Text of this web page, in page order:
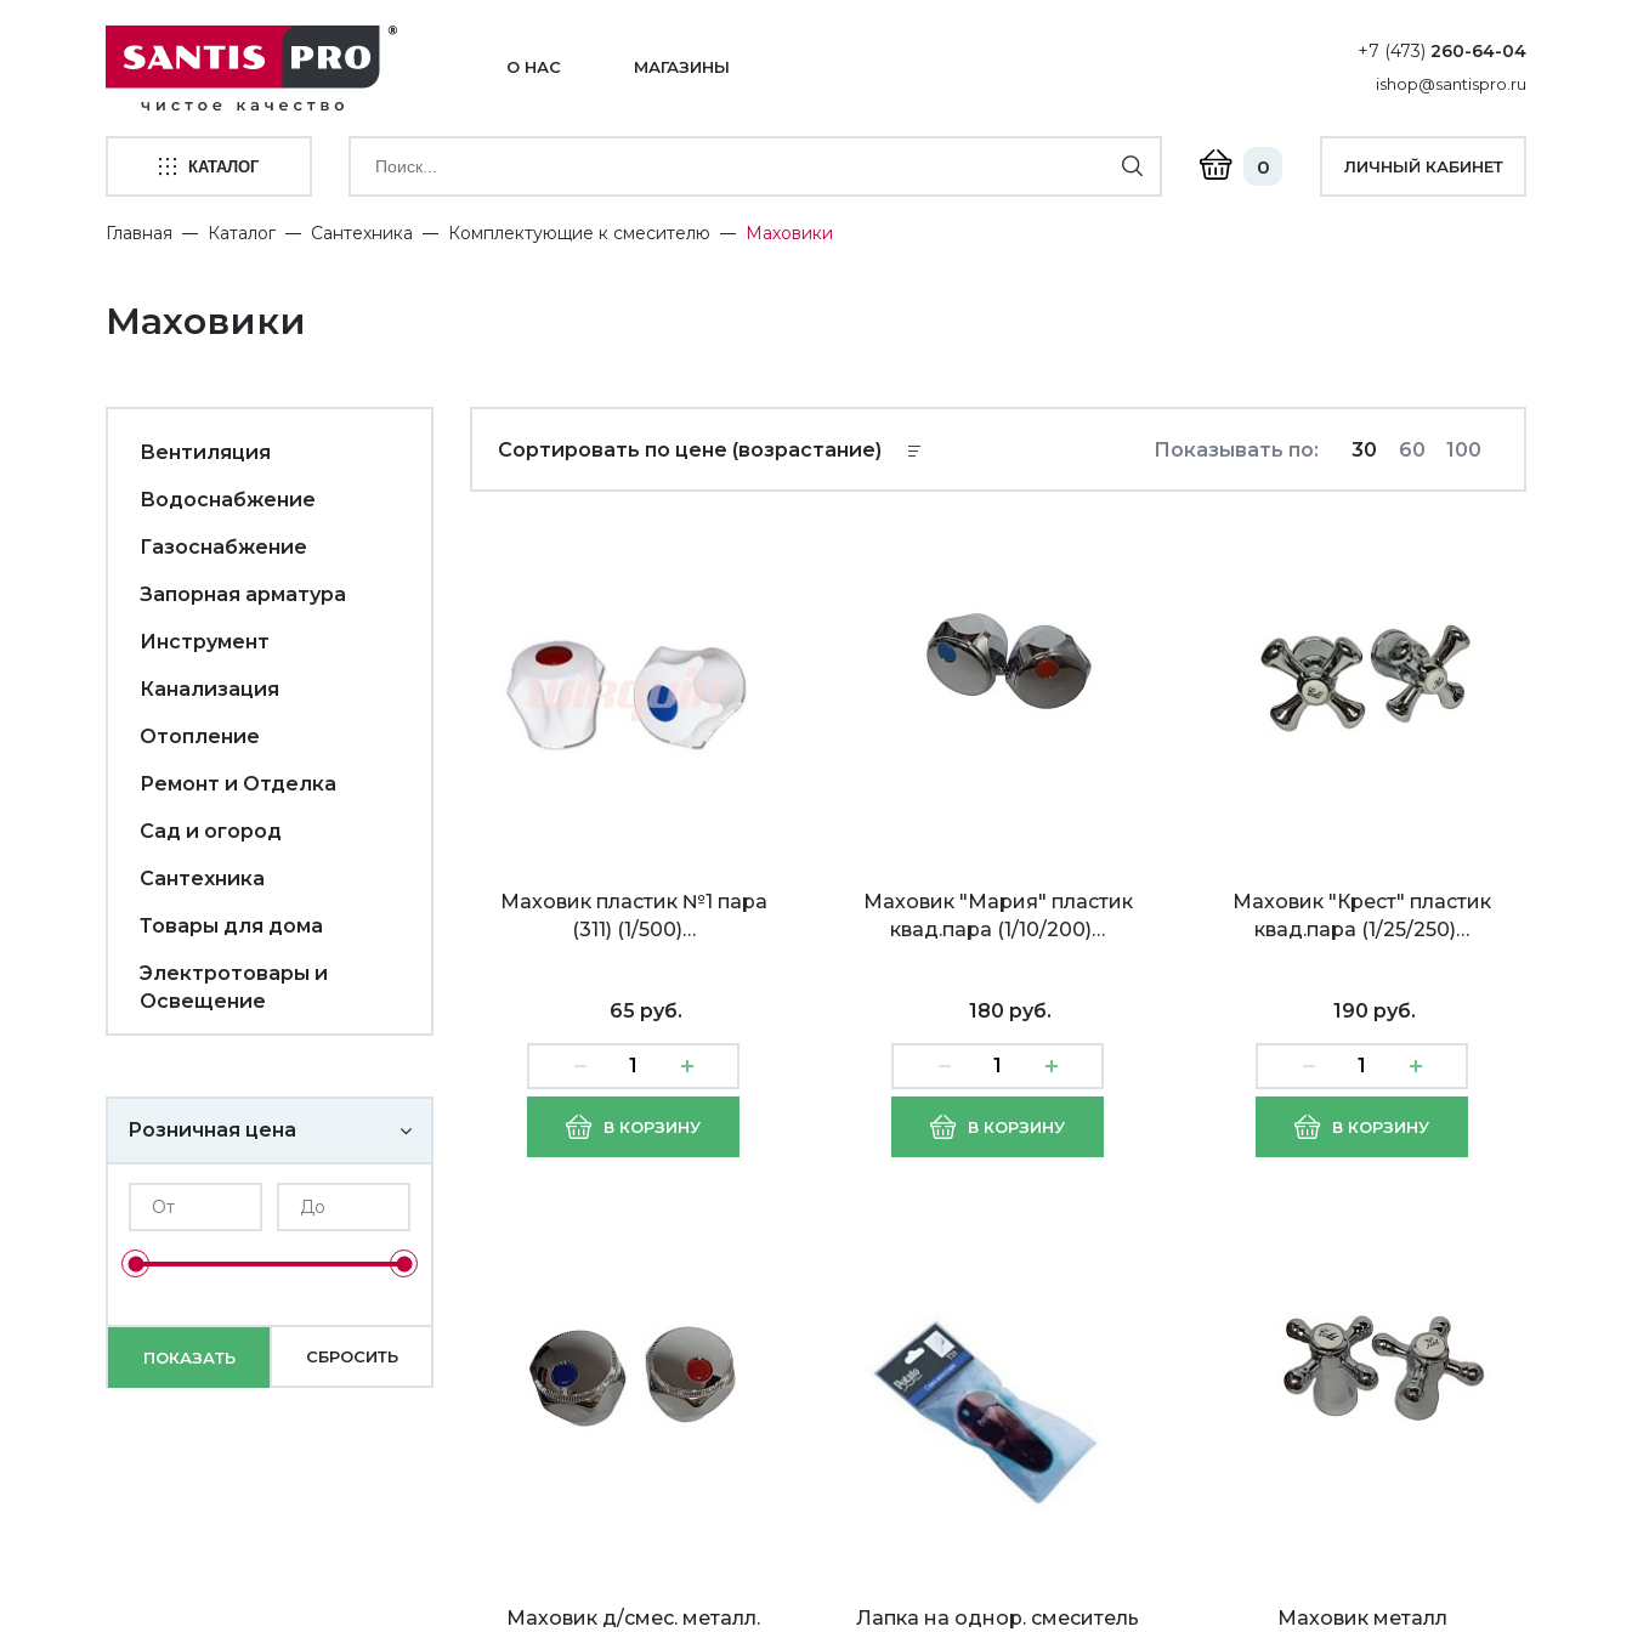
О НАС МАГАЗИНЫ
+7 (473) 260-64-04
ishop@santispro.ru
КАТАЛОГ 0 ЛИЧНЫЙ КАБИНЕТ
Главная Каталог Сантехника Комплектующие к смесителю Маховики
Маховики
Вентиляция
Водоснабжение
Газоснабжение
Запорная арматура
Инструмент
Канализация
Отопление
Ремонт и Отделка
Сад и огород
Сантехника
Товары для дома
Электротовары и
Освещение
Розничная цена
Сортировать по цене (возрастание) Показывать по: 30 60 100
Маховик пластик №1 пара
(311) (1/500)…
65 руб.
В КОРЗИНУ
Маховик "Мария" пластик
квад.пара (1/10/200)…
180 руб.
В КОРЗИНУ
Маховик "Крест" пластик
квад.пара (1/25/250)…
190 руб.
В КОРЗИНУ
Маховик д/смес. металл.
Лапка на однор. смеситель
Маховик металл